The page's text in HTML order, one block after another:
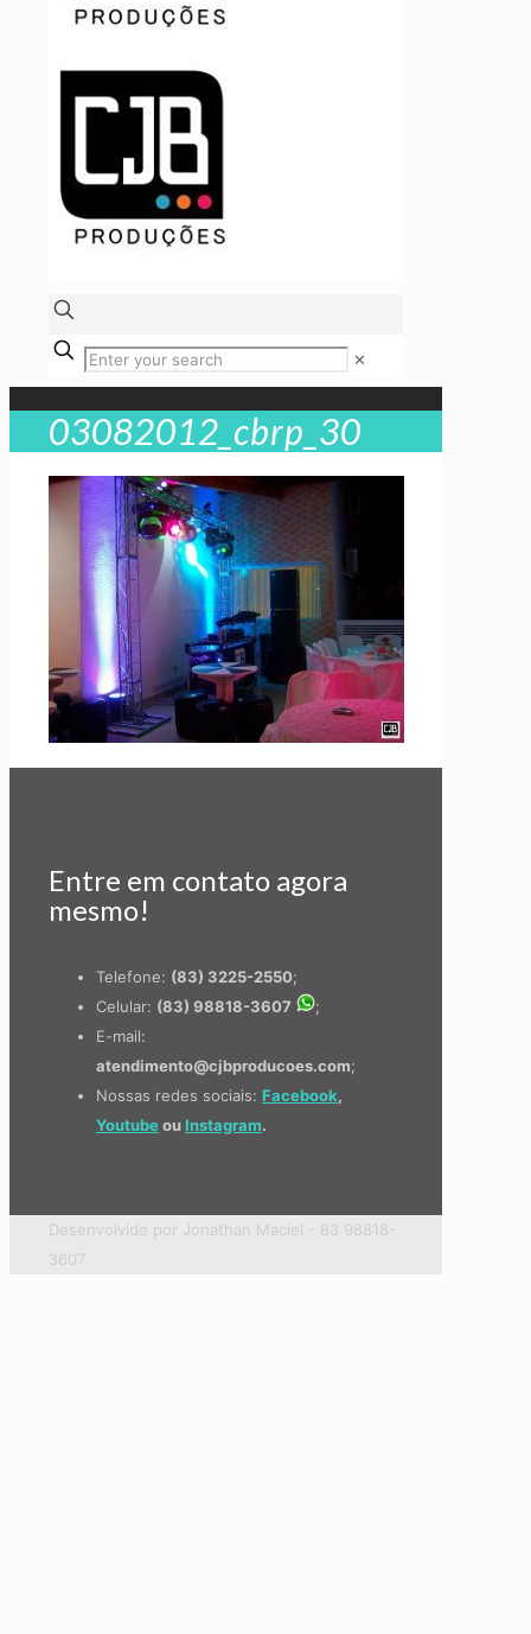
✕
03082012_cbrp_30
Entre em contato agora
mesmo!
Telefone: (83) 3225-2550;
Celular: (83) 98818-3607
;
E-mail:
atendimento@cjbproducoes.com;
Nossas redes sociais: Facebook,
Youtubeou Instagram.
Desenvolvido por Jonathan Maciel - 83 98818-
3607